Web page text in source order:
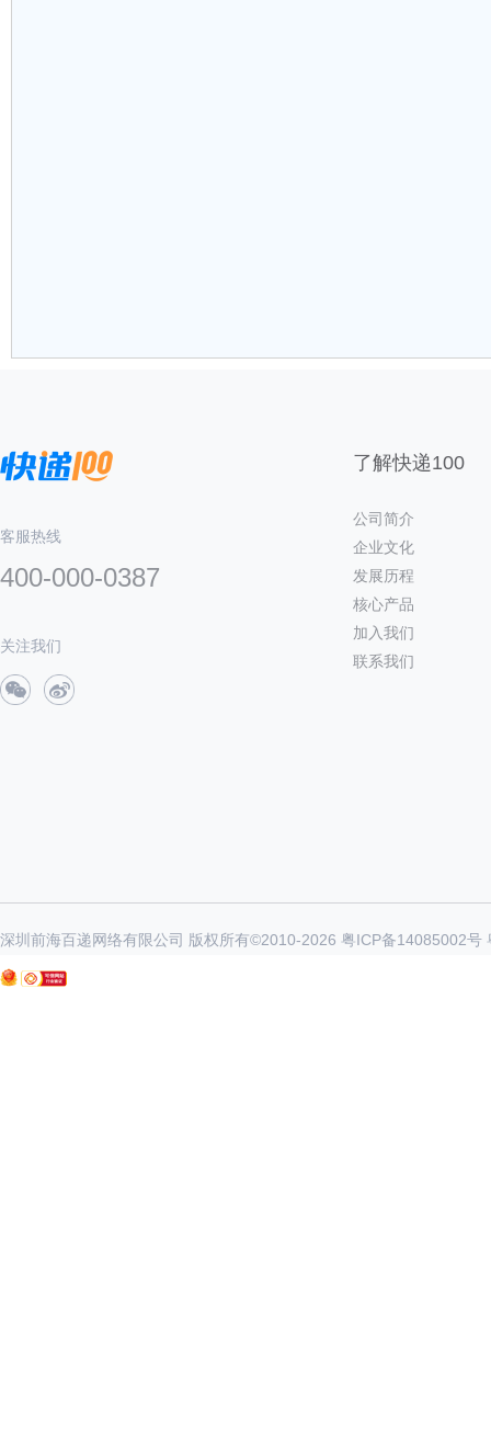
客服热线
400-000-0387
关注我们
了解快递100
公司简介
企业文化
发展历程
核心产品
加入我们
联系我们
深圳前海百递网络有限公司 版权所有©2010-2026 粤ICP备14085002号